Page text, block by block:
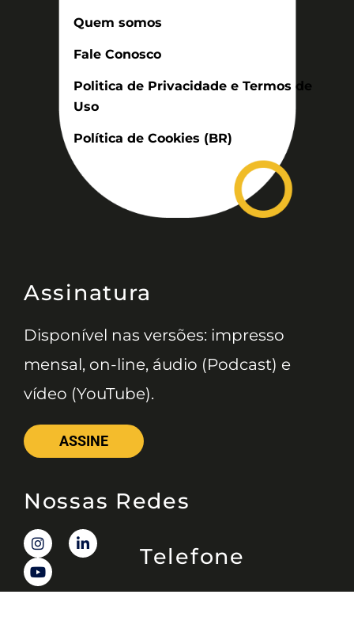
Quem somos
Fale Conosco
Politica de Privacidade e Termos de
Uso
Política de Cookies (BR)
Assinatura
Disponível nas versões: impresso
mensal, on-line, áudio (Podcast) e
vídeo (YouTube).
ASSINE
Nossas Redes
Telefone